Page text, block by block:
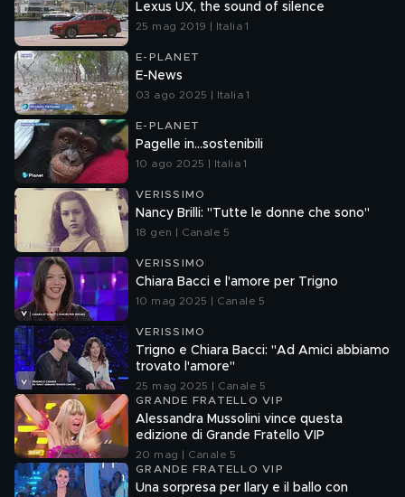
Lexus UX, the sound of silence
25 mag 2019 | Italia 1
E-PLANET
E-News
03 ago 2025 | Italia 1
E-PLANET
Pagelle in...sostenibili
10 ago 2025 | Italia 1
VERISSIMO
Nancy Brilli: "Tutte le donne che sono"
18 gen | Canale 5
VERISSIMO
Chiara Bacci e l'amore per Trigno
10 mag 2025 | Canale 5
VERISSIMO
Trigno e Chiara Bacci: "Ad Amici abbiamo
trovato l'amore"
25 mag 2025 | Canale 5
GRANDE FRATELLO VIP
Alessandra Mussolini vince questa
edizione di Grande Fratello VIP
20 mag | Canale 5
GRANDE FRATELLO VIP
Una sorpresa per Ilary e il ballo con